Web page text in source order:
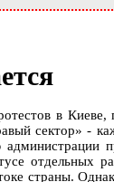
в
сектор» -
отдельных
страны.